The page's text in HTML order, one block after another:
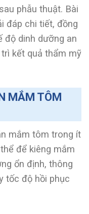
phẫu thuật. Bài
đáp chi tiết, đồng
độ dinh dưỡng an
kết quả thẩm mỹ
MẮM TÔM
mắm tôm trong ít
để kiêng mắm
ổn định, thông
tốc độ hồi phục